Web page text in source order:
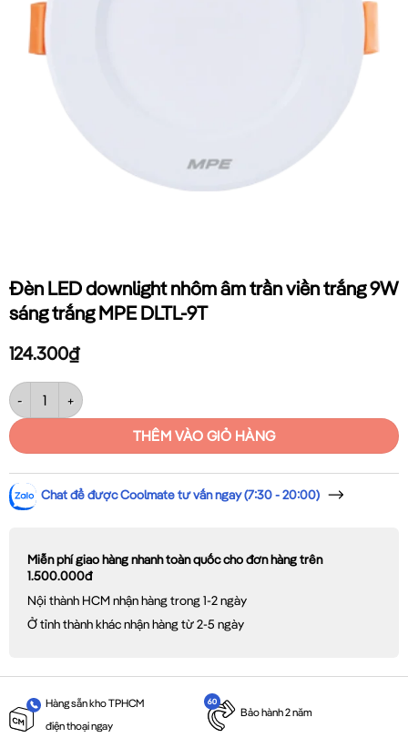
Đèn LED downlight nhôm âm trần viền trắng 9W
sáng trắng MPE DLTL-9T
124.300₫
Đèn LED downlight nhôm âm trần viền trắng 9W sáng trắng MPE
THÊM VÀO GIỎ HÀNG
Chat để được Coolmate tư vấn ngay (7:30 - 20:00)
Miễn phí giao hàng nhanh toàn quốc cho đơn hàng trên
1.500.000đ
Nội thành HCM nhận hàng trong 1-2 ngày
Ở tỉnh thành khác nhận hàng từ 2-5 ngày
Hàng sẵn kho TPHCM
điện thoại ngay
Bảo hành 2 năm